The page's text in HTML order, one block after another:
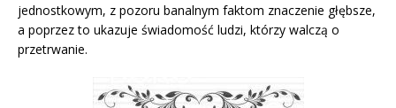
jednostkowym, z pozoru banalnym faktom znaczenie głębsze,
a poprzez to ukazuje świadomość ludzi, którzy walczą o
przetrwanie.